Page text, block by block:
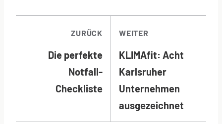
ZURÜCK
Die perfekte
Notfall-
Checkliste
WEITER
KLIMAfit: Acht
Karlsruher
Unternehmen
ausgezeichnet